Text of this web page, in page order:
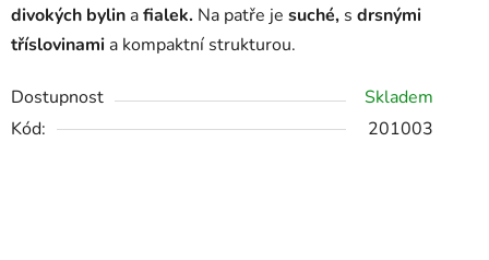
divokých bylin afialek. Na patře je suché, s drsnými
tříslovinami a kompaktní strukturou.
Dostupnost
Skladem
Kód:
201003